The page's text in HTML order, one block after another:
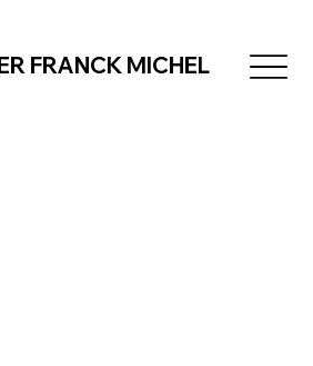
FRANCK MICHEL